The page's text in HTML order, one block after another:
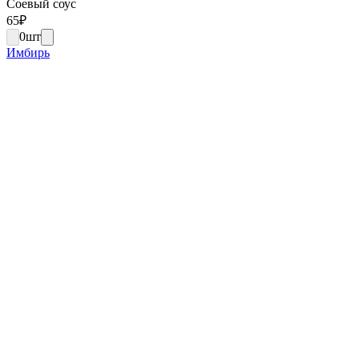
Соевый соус
65₽
0шт
Имбирь